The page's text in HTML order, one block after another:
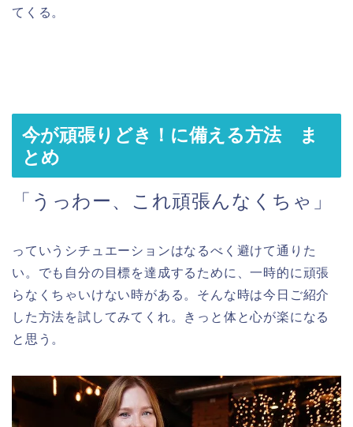
てくる。
今が頑張りどき！に備える方法 ま
とめ
「うっわー、これ頑張んなくちゃ」
っていうシチュエーションはなるべく避けて通りた
い。でも自分の目標を達成するために、一時的に頑張
らなくちゃいけない時がある。そんな時は今日ご紹介
した方法を試してみてくれ。きっと体と心が楽になる
と思う。